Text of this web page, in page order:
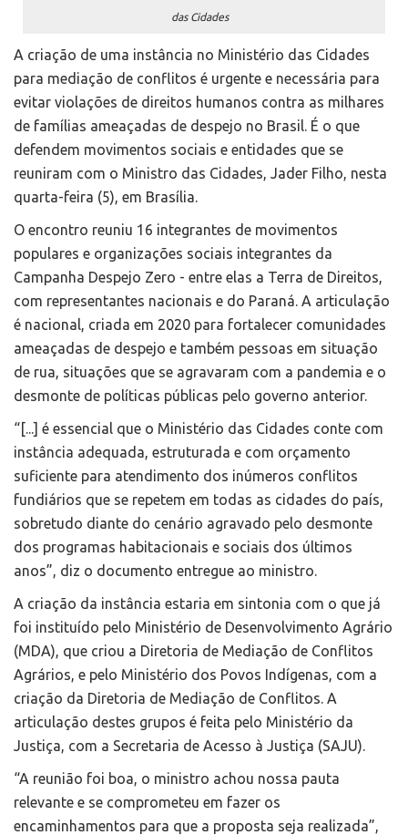
das Cidades
A criação de uma instância no Ministério das Cidades
para mediação de conflitos é urgente e necessária para
evitar violações de direitos humanos contra as milhares
de famílias ameaçadas de despejo no Brasil. É o que
defendem movimentos sociais e entidades que se
reuniram com o Ministro das Cidades, Jader Filho, nesta
quarta-feira (5), em Brasília.
O encontro reuniu 16 integrantes de movimentos
populares e organizações sociais integrantes da
Campanha Despejo Zero - entre elas a Terra de Direitos,
com representantes nacionais e do Paraná. A articulação
é nacional, criada em 2020 para fortalecer comunidades
ameaçadas de despejo e também pessoas em situação
de rua, situações que se agravaram com a pandemia e o
desmonte de políticas públicas pelo governo anterior.
“[...] é essencial que o Ministério das Cidades conte com
instância adequada, estruturada e com orçamento
suficiente para atendimento dos inúmeros conflitos
fundiários que se repetem em todas as cidades do país,
sobretudo diante do cenário agravado pelo desmonte
dos programas habitacionais e sociais dos últimos
anos”, diz o documento entregue ao ministro.
A criação da instância estaria em sintonia com o que já
foi instituído pelo Ministério de Desenvolvimento Agrário
(MDA), que criou a Diretoria de Mediação de Conflitos
Agrários, e pelo Ministério dos Povos Indígenas, com a
criação da Diretoria de Mediação de Conflitos. A
articulação destes grupos é feita pelo Ministério da
Justiça, com a Secretaria de Acesso à Justiça (SAJU).
“A reunião foi boa, o ministro achou nossa pauta
relevante e se comprometeu em fazer os
encaminhamentos para que a proposta seja realizada”,